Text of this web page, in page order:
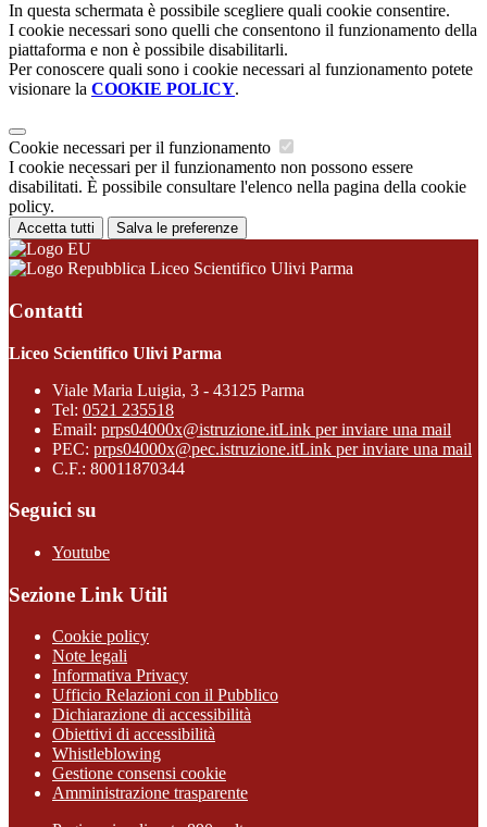
In questa schermata è possibile scegliere quali cookie consentire.
I cookie necessari sono quelli che consentono il funzionamento della
piattaforma e non è possibile disabilitarli.
Per conoscere quali sono i cookie necessari al funzionamento potete
visionare la COOKIE POLICY.
Cookie necessari per il funzionamento
I cookie necessari per il funzionamento non possono essere
disabilitati. È possibile consultare l'elenco nella pagina della cookie
policy.
Accetta tutti Salva le preferenze
Liceo Scientifico Ulivi Parma
Contatti
Liceo Scientifico Ulivi Parma
Viale Maria Luigia, 3 - 43125 Parma
Tel: 0521 235518
Email: prps04000x@istruzione.itLink per inviare una mail
PEC: prps04000x@pec.istruzione.itLink per inviare una mail
C.F.: 80011870344
Seguici su
Youtube
Sezione Link Utili
Cookie policy
Note legali
Informativa Privacy
Ufficio Relazioni con il Pubblico
Dichiarazione di accessibilità
Obiettivi di accessibilità
Whistleblowing
Gestione consensi cookie
Amministrazione trasparente